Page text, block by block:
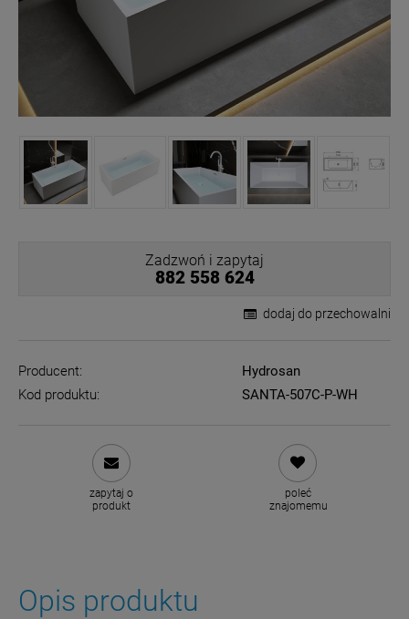
Zadzwoń i zapytaj
882 558 624
dodaj do przechowalni
Producent:
Hydrosan
Kod produktu:
SANTA-507C-P-WH
zapytaj o
produkt
poleć
znajomemu
Opis produktu